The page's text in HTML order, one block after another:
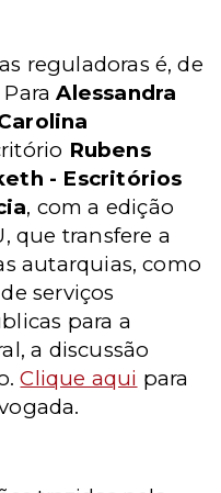
reguladoras é, de
ParaAlessandra
Rubens
- Escritórios
, com a edição
que transfere a
autarquias, como
serviços
para a
a discussão
Clique aqui para